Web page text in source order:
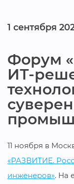
1 сентября
Форум
ИТ-
11 ноября в
«РАЗВИТИЕ.
инженеров». На